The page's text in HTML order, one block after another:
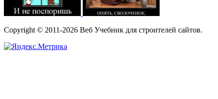
Copyright © 2011-2026 Веб Учебник для строителей сайтов.